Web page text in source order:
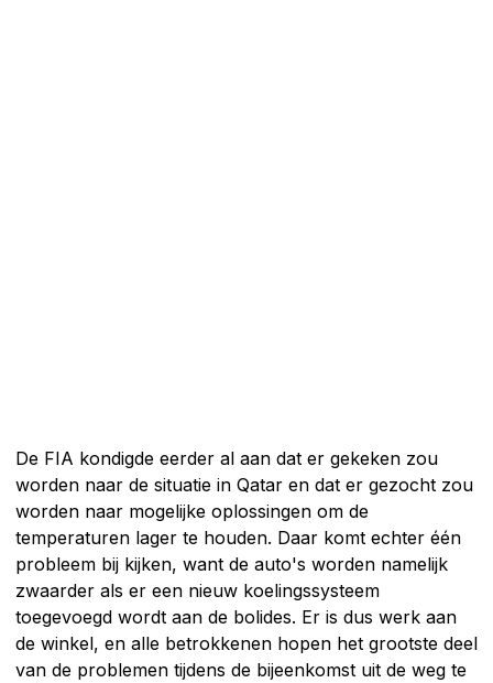
De FIA kondigde eerder al aan dat er gekeken zou
worden naar de situatie in Qatar en dat er gezocht zou
worden naar mogelijke oplossingen om de
temperaturen lager te houden. Daar komt echter één
probleem bij kijken, want de auto's worden namelijk
zwaarder als er een nieuw koelingssysteem
toegevoegd wordt aan de bolides. Er is dus werk aan
de winkel, en alle betrokkenen hopen het grootste deel
van de problemen tijdens de bijeenkomst uit de weg te